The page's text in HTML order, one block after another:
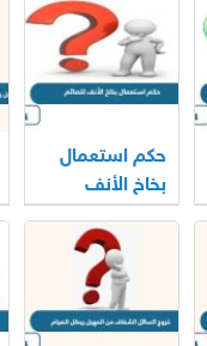
حكم استعمال
بخاخ الأنف
للصائم